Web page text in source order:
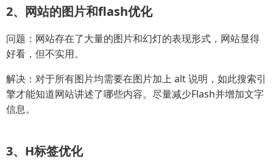
2、网站的图片和flash优化
问题：网站存在了大量的图片和幻灯的表现形式，网站显得
好看，但不实用。
解决：对于所有图片均需要在图片加上 alt 说明，如此搜索引
擎才能知道网站讲述了哪些内容。尽量减少Flash并增加文字
信息。
3、H标签优化